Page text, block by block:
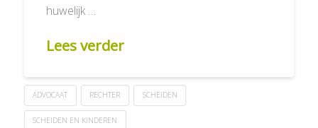
huwelijk …
Lees verder
ADVOCAAT RECHTER SCHEIDEN
SCHEIDEN EN KINDEREN